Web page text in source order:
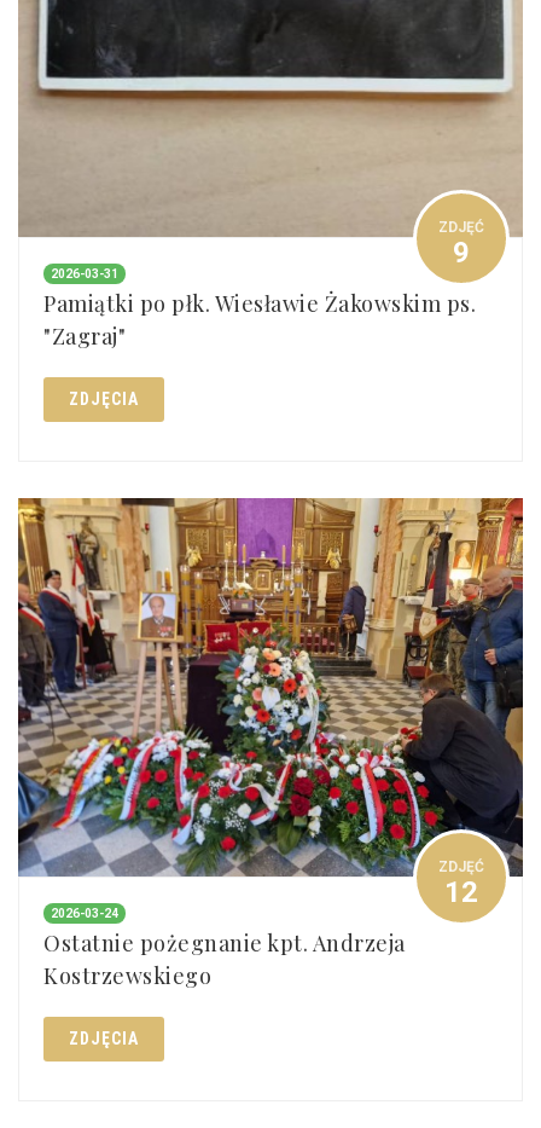
ZDJĘĆ
9
2026-03-31
Pamiątki po płk. Wiesławie Żakowskim ps.
"Zagraj"
ZDJĘCIA
ZDJĘĆ
12
2026-03-24
Ostatnie pożegnanie kpt. Andrzeja
Kostrzewskiego
ZDJĘCIA